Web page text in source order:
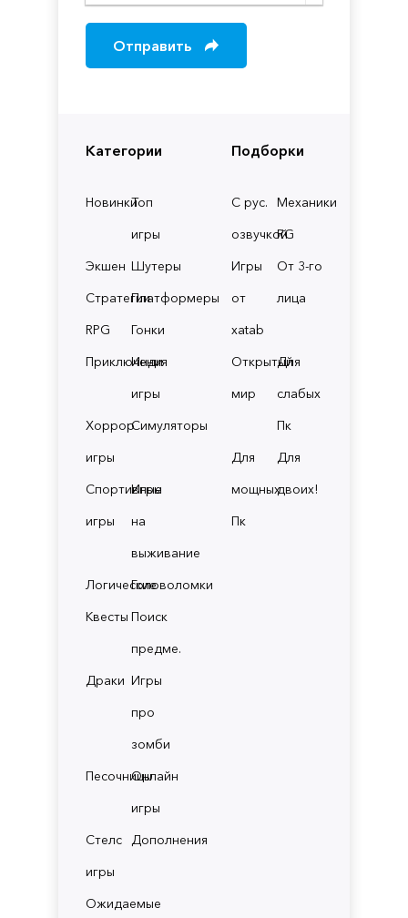
Категории
НовинкиТоп
игры
Экшен Шутеры
СтратегииПлатформеры
RPG
Гонки
Приключения
Инди
игры
Хоррор
игры
Симуляторы
Спортивные
игры
Игры
на
выживание
ЛогическиеГоловоломки
Квесты Поиск
предме.
Драки Игры
про
зомби
ПесочницыОнлайн
игры
Стелс
игры
Дополнения
Ожидаемые
Подборки
С рус.
озвучкой
Механики
RG
Игры
от
xatab
От 3-го
лица
Открытый
мир
Для
слабых
Пк
Для
мощных
Пк
Для
двоих!
Отправить